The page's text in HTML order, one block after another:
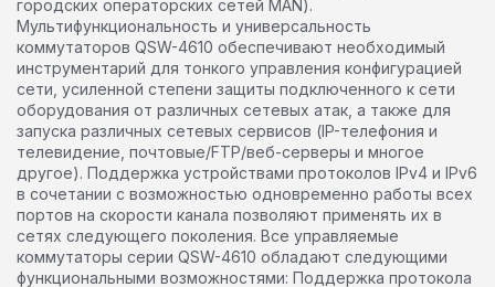
городских операторских сетей MAN).
Мультифункциональность и универсальность
коммутаторов QSW-4610 обеспечивают необходимый
инструментарий для тонкого управления конфигурацией
сети, усиленной степени защиты подключенного к сети
оборудования от различных сетевых атак, а также для
запуска различных сетевых сервисов (IP-телефония и
телевидение, почтовые/FTP/веб-серверы и многое
другое). Поддержка устройствами протоколов IPv4 и IPv6
в сочетании с возможностью одновременно работы всех
портов на скорости канала позволяют применять их в
сетях следующего поколения. Все управляемые
коммутаторы серии QSW-4610 обладают следующими
функциональными возможностями: Поддержка протокола